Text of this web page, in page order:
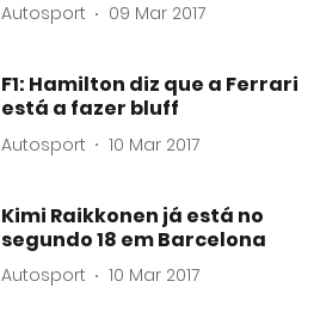
Autosport 09 Mar 2017
F1: Hamilton diz que a Ferrari
está a fazer bluff
Autosport 10 Mar 2017
Kimi Raikkonen já está no
segundo 18 em Barcelona
Autosport 10 Mar 2017